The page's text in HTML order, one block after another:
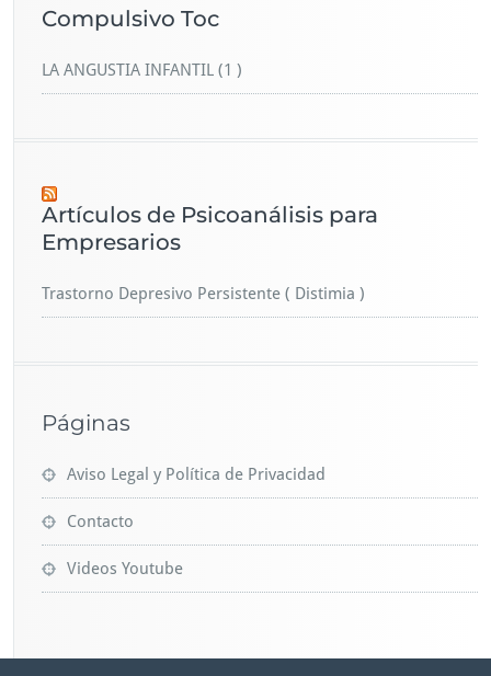
Compulsivo Toc
LA ANGUSTIA INFANTIL (1 )
Artículos de Psicoanálisis para
Empresarios
Trastorno Depresivo Persistente ( Distimia )
Páginas
Aviso Legal y Política de Privacidad
Contacto
Videos Youtube